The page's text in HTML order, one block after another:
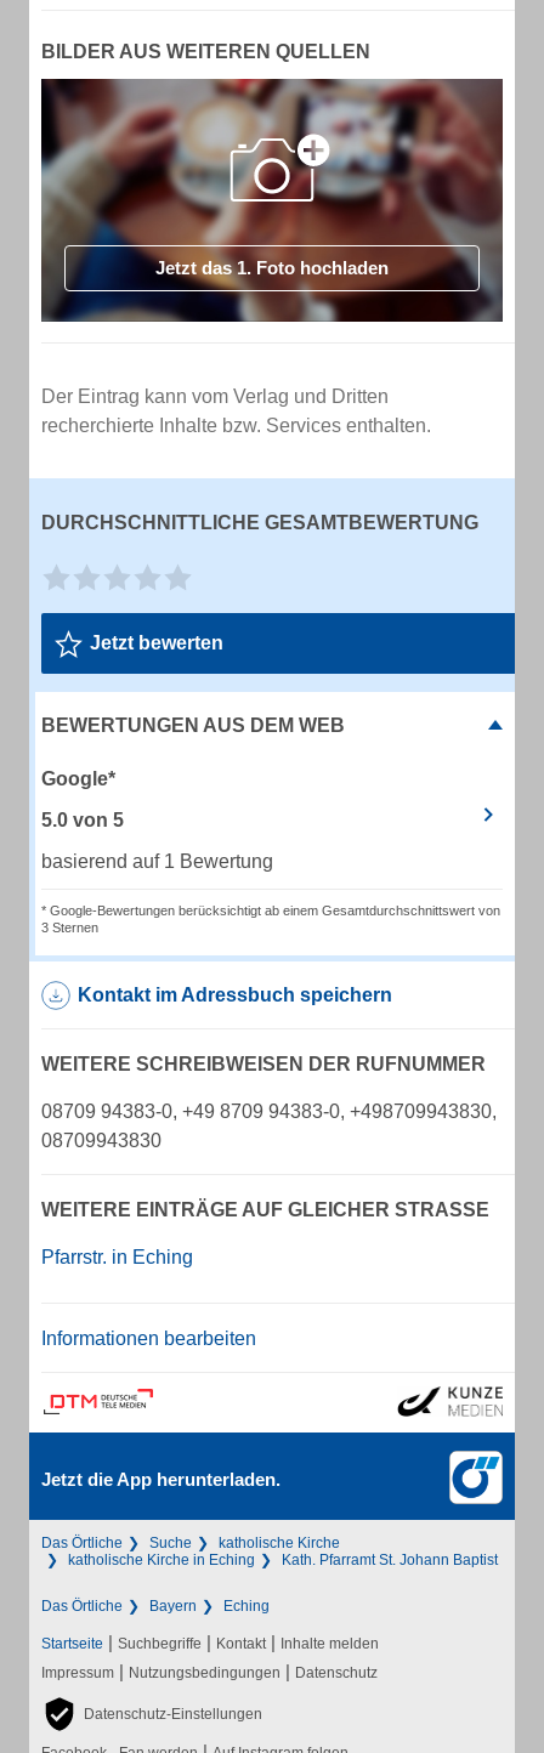
BILDER AUS WEITEREN QUELLEN
Jetzt das 1. Foto hochladen
Der Eintrag kann vom Verlag und Dritten
recherchierte Inhalte bzw. Services enthalten.
DURCHSCHNITTLICHE GESAMTBEWERTUNG
Jetzt bewerten
BEWERTUNGEN AUS DEM WEB
Google*
5.0 von 5
basierend auf 1 Bewertung
* Google-Bewertungen berücksichtigt ab einem Gesamtdurchschnittswert von
3 Sternen
Kontakt im Adressbuch speichern
WEITERE SCHREIBWEISEN DER RUFNUMMER
08709 94383-0, +49 8709 94383-0, +498709943830,
08709943830
WEITERE EINTRÄGE AUF GLEICHER STRASSE
Pfarrstr. in Eching
Informationen bearbeiten
Jetzt die App herunterladen.
Das Örtliche Suche
katholische Kirche
katholische Kirche in Eching
Kath. Pfarramt St. Johann Baptist
Das Örtliche Bayern Eching
Startseite | Suchbegriffe | Kontakt | Inhalte melden
Impressum | Nutzungsbedingungen | Datenschutz
Datenschutz-Einstellungen